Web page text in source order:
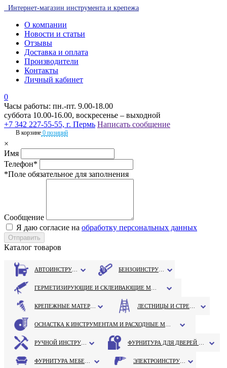
Интернет-магазин инструмента и крепежа
О компании
Новости и статьи
Отзывы
Доставка и оплата
Производители
Контакты
Личный кабинет
0
Часы работы: пн.-пт. 9.00-18.00
суббота 10.00-16.00, воскресенье – выходной
+7 342 227-55-55, г. Пермь Написать сообщение
В корзине 0 позиций
×
Имя
Телефон*
*Поле обязательное для заполнения
Сообщение
Я даю согласие на обработку персональных данных
Каталог товаров